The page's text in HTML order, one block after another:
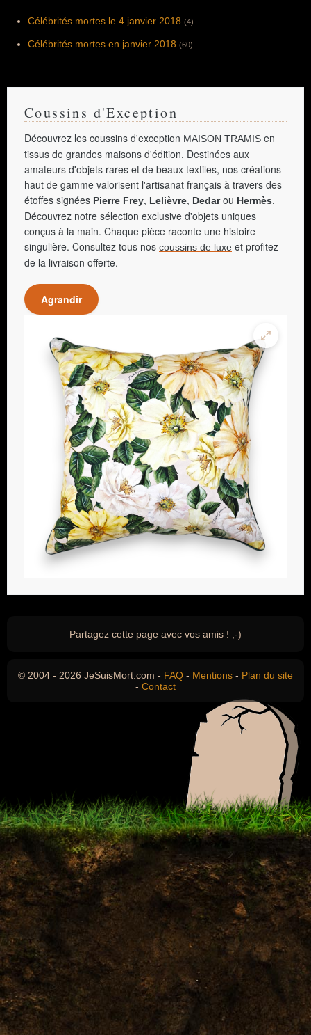
Célébrités mortes le 4 janvier 2018 (4)
Célébrités mortes en janvier 2018 (60)
Coussins d'Exception
Découvrez les coussins d'exception MAISON TRAMIS en
tissus de grandes maisons d'édition. Destinées aux
amateurs d'objets rares et de beaux textiles, nos créations
haut de gamme valorisent l'artisanat français à travers des
étoffes signées Pierre Frey, Lelièvre, Dedarou Hermès.
Découvrez notre sélection exclusive d'objets uniques
conçus à la main. Chaque pièce raconte une histoire
singulière. Consultez tous nos coussins de luxe et profitez
de la livraison offerte.
Agrandir
Partagez cette page avec vos amis ! ;-)
© 2004 - 2026 JeSuisMort.com - FAQ - Mentions - Plan du site
- Contact